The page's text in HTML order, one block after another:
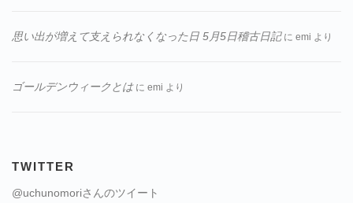
思い出が増えて支えられなくなった日 5月5日稽古日記に emi より
ゴールデンウィークとはに emi より
TWITTER
@uchunomoriさんのツイート